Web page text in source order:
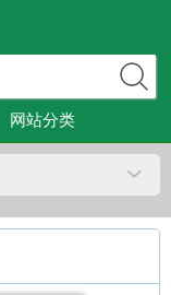
网站分类